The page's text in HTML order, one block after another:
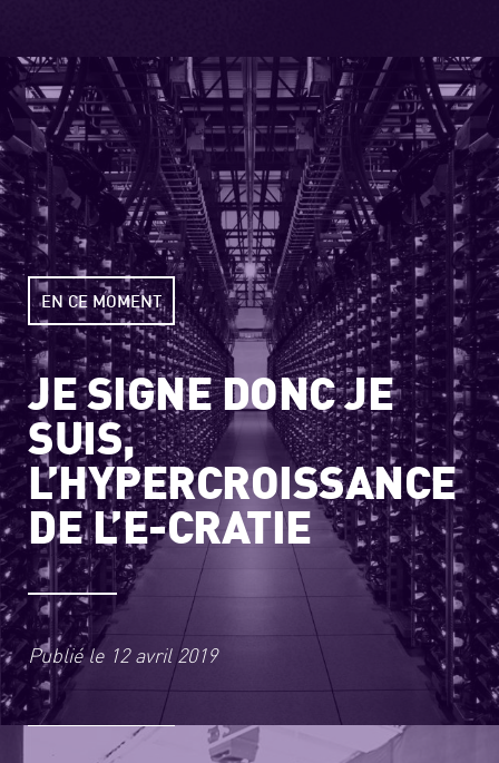
EN CE MOMENT
JE SIGNE DONC JE
SUIS,
L’HYPERCROISSANCE
DE L’E-CRATIE
Publié le 12 avril 2019
EN CE MOMENT